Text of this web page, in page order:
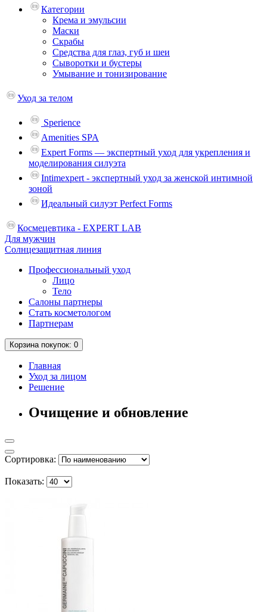
Категории
Крема и эмульсии
Маски
Скрабы
Средства для глаз, губ и шеи
Сыворотки и бустеры
Умывание и тонизирование
Уход за телом
Sperience
Amenities SPA
Expert Forms — экспертный уход для укрепления и
моделирования силуэта
Intimexpert - экспертный уход за женской интимной
зоной
Идеальный силуэт Perfect Forms
Космецевтика - EXPERT LAB
Для мужчин
Солнцезащитная линия
Профессиональный уход
Лицо
Тело
Салоны партнеры
Стать косметологом
Партнерам
Корзинапокупок: 0
Главная
Уход за лицом
Решение
Очищение и обновление
Сортировка:
Показать: